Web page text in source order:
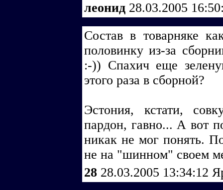
леонид 28.03.2005
Состав в товарняке
половинку из-за
:-)) Спахич еще
этого раза в сборной?
Эстония, кстати,
пардон, гавно... А вот
никак не мог понять.
не на "шинном" своем
28 28.03.2005 13:34:12